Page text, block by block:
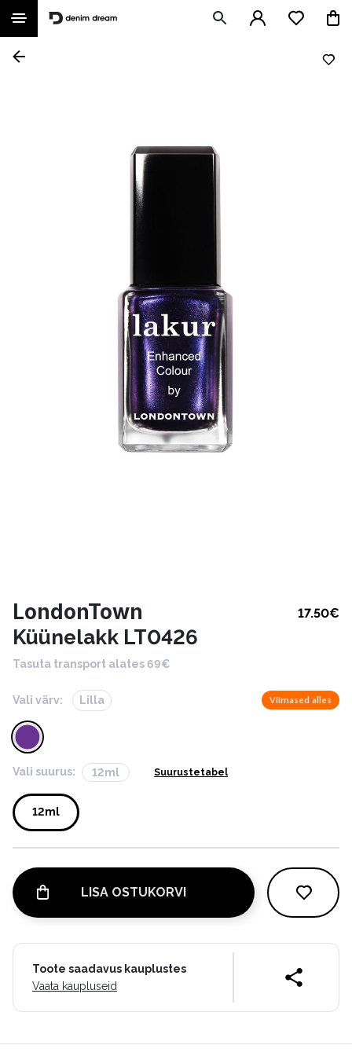
LondonTown 17.50€
Küünelakk LT0426
Tasuta transport alates 69€
Vali värv: Lilla Viimased alles
Vali suurus: 12ml Suurustetabel
12ml
LISA OSTUKORVI
Toote saadavus kauplustes
Vaata kaupluseid